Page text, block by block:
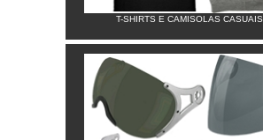
T-SHIRTS E CAMISOLAS CASUAIS